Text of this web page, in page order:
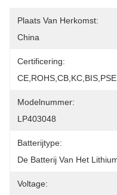
Plaats Van Herkomst:
China
Certificering:
Modelnummer:
LP403048
Batterijtype:
De Batterij Van Het
Voltage: